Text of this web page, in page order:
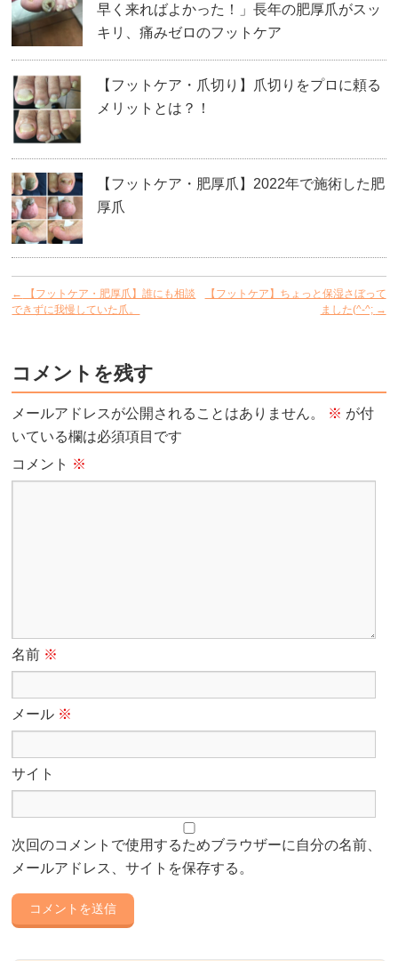
早く来ればよかった！」長年の肥厚爪がスッ
キリ、痛みゼロのフットケア
【フットケア・爪切り】爪切りをプロに頼る
メリットとは？！
【フットケア・肥厚爪】2022年で施術した肥
厚爪
←
【フットケア・肥厚爪】誰にも相談
できずに我慢していた爪。
【フットケア】ちょっと保湿さぼって
ました(^-^; →
コメントを残す
メールアドレスが公開されることはありません。 ※ が付
いている欄は必須項目です
コメント ※
名前 ※
メール ※
サイト
次回のコメントで使用するためブラウザーに自分の名前、
メールアドレス、サイトを保存する。